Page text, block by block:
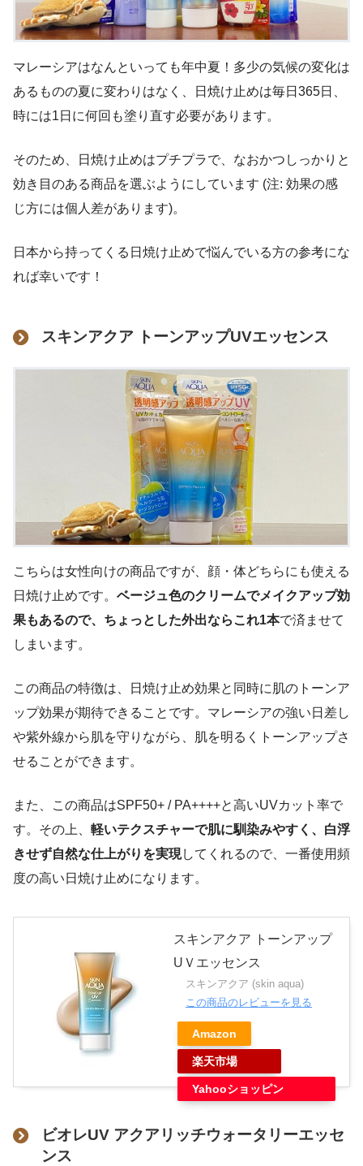
マレーシアはなんといっても年中夏！多少の気候の変化は
あるものの夏に変わりはなく、日焼け止めは毎日365日、
時には1日に何回も塗り直す必要があります。
そのため、日焼け止めはプチプラで、なおかつしっかりと
効き目のある商品を選ぶようにしています (注: 効果の感
じ方には個人差があります)。
日本から持ってくる日焼け止めで悩んでいる方の参考にな
れば幸いです！
スキンアクア トーンアップUVエッセンス
こちらは女性向けの商品ですが、顔・体どちらにも使える
日焼け止めです。 ベージュ色のクリームでメイクアップ効
果もあるので、ちょっとした外出ならこれ1本で済ませて
しまいます。
この商品の特徴は、日焼け止め効果と同時に肌のトーンア
ップ効果が期待できることです。マレーシアの強い日差し
や紫外線から肌を守りながら、肌を明るくトーンアップさ
せることができます。
また、この商品はSPF50+ / PA++++と高いUVカット率で
す。その上、 軽いテクスチャーで肌に馴染みやすく、白浮
きせず自然な仕上がりを実現してくれるので、一番使用頻
度の高い日焼け止めになります。
スキンアクア トーンアップ
UＶエッセンス
スキンアクア (skin aqua)
この商品のレビューを見る
Amazon
楽天市場
Yahooショッピン
ビオレUV アクアリッチウォータリーエッセ
ンス